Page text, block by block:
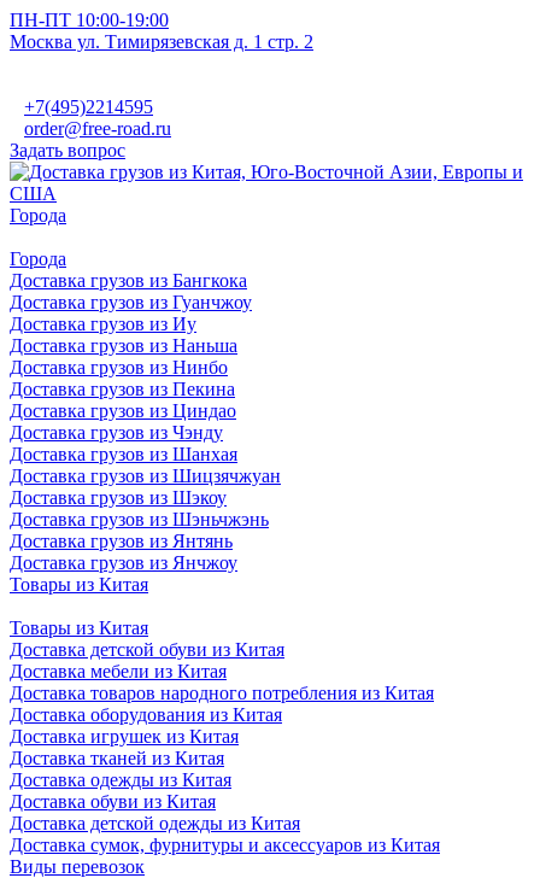
ПН-ПТ 10:00-19:00
Москва ул. Тимирязевская д. 1 стр. 2
+7(495)2214595
order@free-road.ru
Задать вопрос
Города
Города
Доставка грузов из Бангкока
Доставка грузов из Гуанчжоу
Доставка грузов из Иу
Доставка грузов из Наньша
Доставка грузов из Нинбо
Доставка грузов из Пекина
Доставка грузов из Циндао
Доставка грузов из Чэнду
Доставка грузов из Шанхая
Доставка грузов из Шицзячжуан
Доставка грузов из Шэкоу
Доставка грузов из Шэньчжэнь
Доставка грузов из Янтянь
Доставка грузов из Янчжоу
Товары из Китая
Товары из Китая
Доставка детской обуви из Китая
Доставка мебели из Китая
Доставка товаров народного потребления из Китая
Доставка оборудования из Китая
Доставка игрушек из Китая
Доставка тканей из Китая
Доставка одежды из Китая
Доставка обуви из Китая
Доставка детской одежды из Китая
Доставка сумок, фурнитуры и аксессуаров из Китая
Виды перевозок